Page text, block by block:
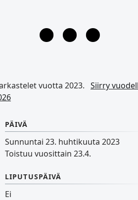
vuotta 2023. Siirry
PÄIVÄ
Sunnuntai 23. huhtikuuta 2023
Toistuu vuosittain 23.4.
LIPUTUSPÄIVÄ
Ei